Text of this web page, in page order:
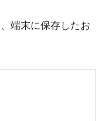
端末に保存したお